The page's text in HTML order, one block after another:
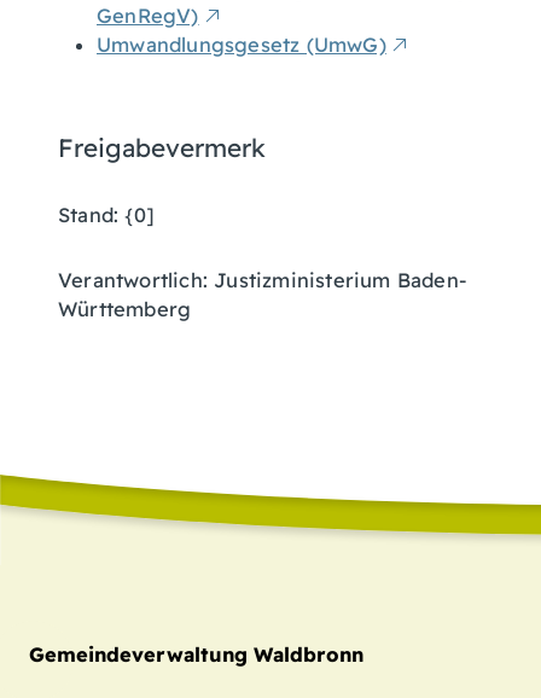
GenRegV)
Umwandlungsgesetz (UmwG)
Freigabevermerk
Stand: {0]
Verantwortlich: Justizministerium Baden-
Württemberg
Gemeindeverwaltung Waldbronn